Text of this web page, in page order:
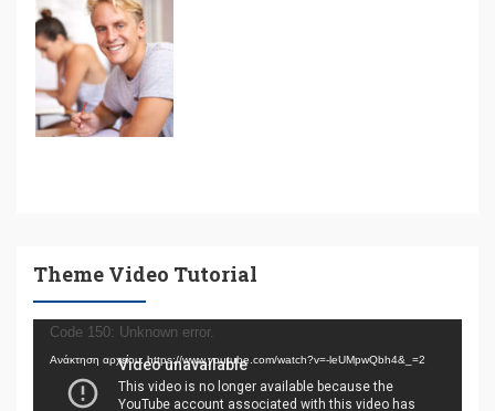
Theme Video Tutorial
Πρόγραμμα
Αναπαραγωγής
Βίντεο
Code 150: Unknown error.
Ανάκτηση αρχείου: https://www.youtube.com/watch?v=-leUMpwQbh4&_=2